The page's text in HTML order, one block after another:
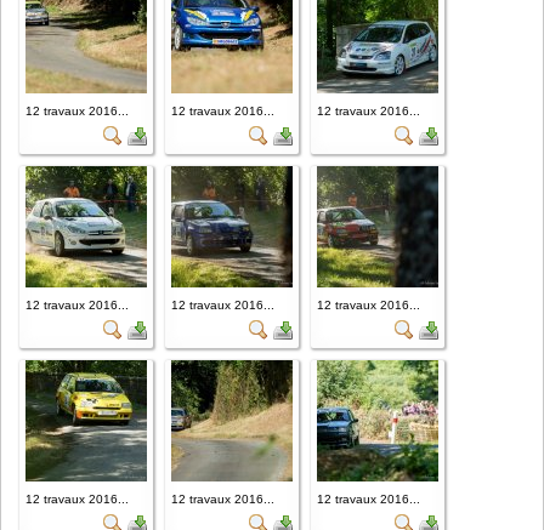
12 travaux 2016... 12 travaux 2016... 12 travaux 2016...
12 travaux 2016... 12 travaux 2016... 12 travaux 2016...
12 travaux 2016... 12 travaux 2016... 12 travaux 2016...